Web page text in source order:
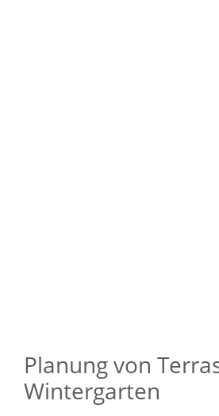
Planung von
Wintergarten